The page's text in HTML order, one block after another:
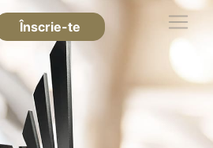
Înscrie-te